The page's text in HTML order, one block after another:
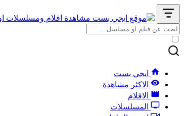
ايجي بست
الاكثر مشاهدة
الافلام
المسلسلات